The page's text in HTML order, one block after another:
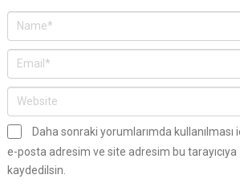
Daha sonraki yorumlarımda kullanılması
e-posta adresim ve site adresim bu tarayıcıya
kaydedilsin.